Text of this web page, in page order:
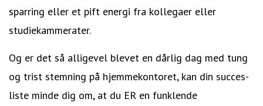
sparring eller et pift energi fra kollegaer eller
studiekammerater.
Og er det så alligevel blevet en dårlig dag med tung
og trist stemning på hjemmekontoret, kan din succes-
liste minde dig om, at du ER en funklende